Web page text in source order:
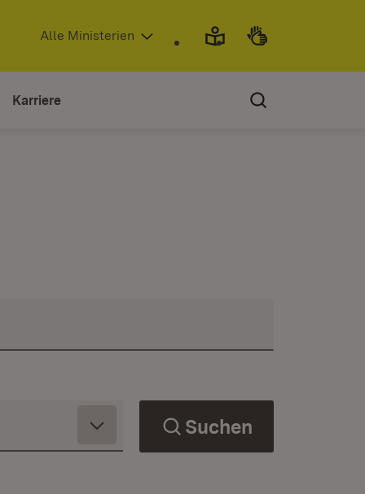
in neuem Fenster)
Alle Ministerien
Karriere
Suchen